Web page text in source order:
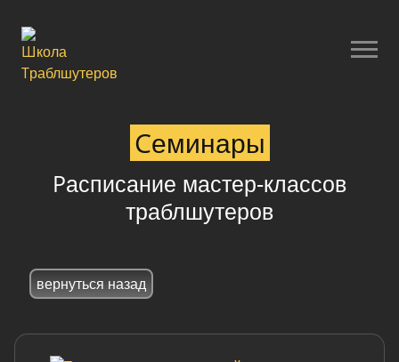
Семинары
Расписание мастер-классов
траблшутеров
вернуться назад